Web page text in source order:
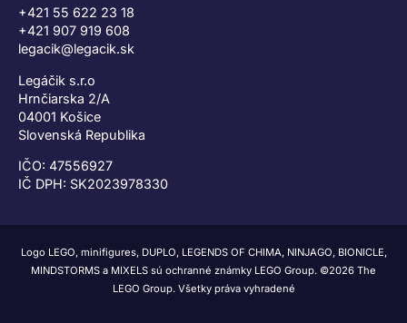
+421 55 622 23 18
+421 907 919 608
legacik@legacik.sk
Legáčik s.r.o
Hrnčiarska 2/A
04001 Košice
Slovenská Republika
IČO: 47556927
IČ DPH: SK2023978330
Logo LEGO, minifigures, DUPLO, LEGENDS OF CHIMA, NINJAGO, BIONICLE,
MINDSTORMS a MIXELS sú ochranné známky LEGO Group. ©2026 The
LEGO Group. Všetky práva vyhradené